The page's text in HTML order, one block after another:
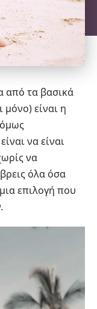
από τα βασικά
μόνο) είναι η
να είναι
να
όλα όσα
επιλογή που